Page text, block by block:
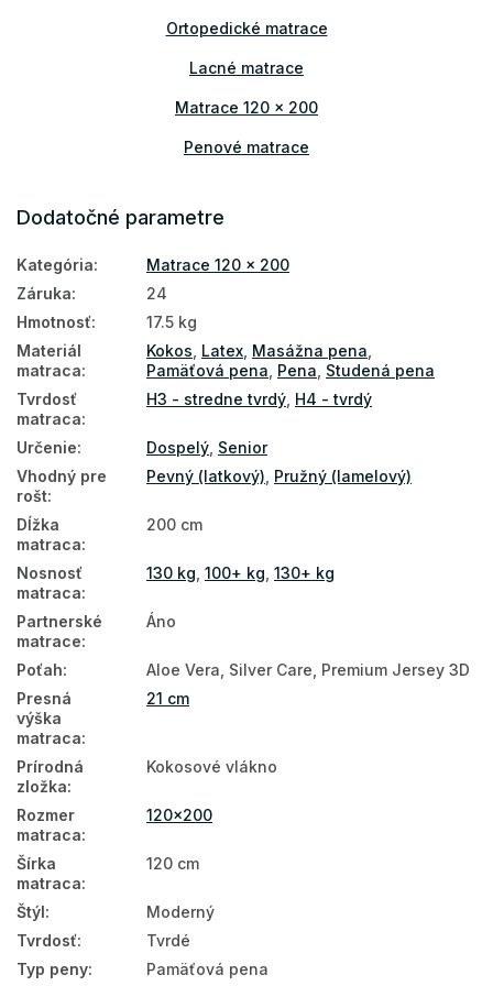
Ortopedické matrace
Lacné matrace
Matrace 120 x 200
Penové matrace
Kokosové matrace
Latexové matrace
Matrace podľa nosnosti
Vysoké matrace
Podlahové matrace
Obojstranné matrace
Matrace podľa tvrdosti
Kokosové matrace 120x200
Latexové matrace 120x200
Ortopedické matrace 120x200
Dodatočné parametre
Kategória:
Matrace 120 x 200
Záruka:
24
Hmotnosť:
17.5 kg
Materiál
matraca:
Kokos Latex Masážna pena
Pamäťová pena Pena Studená pena
Tvrdosť
matraca:
H3 - stredne tvrdý H4 - tvrdý
Určenie: Dospelý Senior
Vhodný pre
rošt:
Pevný (latkový) Pružný (lamelový)
Dĺžka
matraca:
200 cm
Nosnosť
matraca:
130 kg 100+ kg 130+ kg
Partnerské
matrace:
Áno
Poťah:
Aloe Vera, Silver Care, Premium Jersey 3D
Presná
výška
matraca:
21 cm
Prírodná
zložka:
Kokosové vlákno
Rozmer
matraca:
120x200
Šírka
matraca:
120 cm
Štýl:
Moderný
Tvrdosť:
Tvrdé
Typ peny:
Pamäťová pena